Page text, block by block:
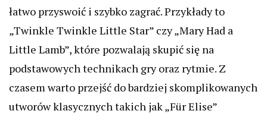
łatwo przyswoić i szybko zagrać. Przykłady to
„Twinkle Twinkle Little Star” czy „Mary Had a
Little Lamb”, które pozwalają skupić się na
podstawowych technikach gry oraz rytmie. Z
czasem warto przejść do bardziej skomplikowanych
utworów klasycznych takich jak „Für Elise”